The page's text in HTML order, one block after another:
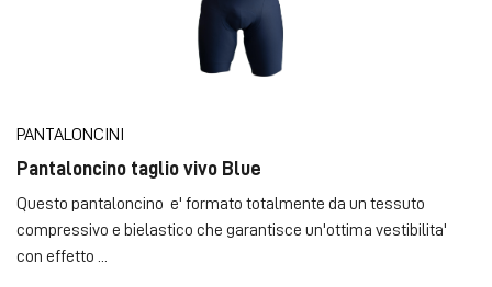
PANTALONCINI
Pantaloncino taglio vivo Blue
Questo pantaloncino e' formato totalmente da un tessuto
compressivo e bielastico che garantisce un'ottima vestibilita'
con effetto ...